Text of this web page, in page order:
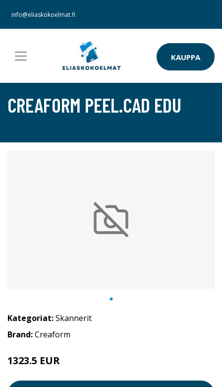
info@eliaskokoelmat.fi
KAUPPA
CREAFORM PEEL.CAD EDU
Kategoriat:Skannerit
Brand:Creaform
1323.5 EUR